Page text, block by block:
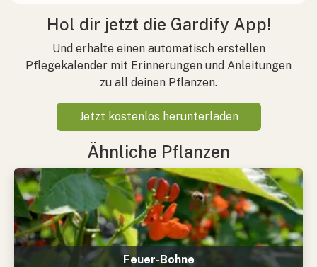
Hol dir jetzt die Gardify App!
Und erhalte einen automatisch erstellen
Pflegekalender mit Erinnerungen und Anleitungen
zu all deinen Pflanzen.
Jetzt kostenlos herunterladen
Ähnliche Pflanzen
Feuer-Bohne